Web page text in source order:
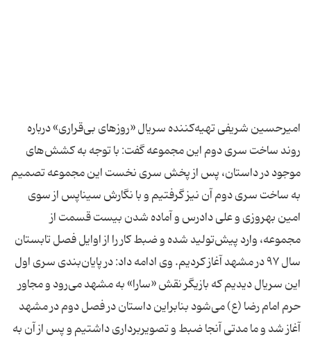
امیرحسین شریفی تهیه‌کننده سریال «روزهای بی‌قراری» درباره
روند ساخت سری دوم این مجموعه گفت: با توجه به کشش‌های
موجود در داستان، پس از پخش سری نخست این مجموعه تصمیم
به ساخت سری دوم آن نیز گرفتیم و با نگارش سیناپس از سوی
امین بهروزی و علی دادرس و آماده شدن بیست قسمت از
مجموعه، وارد پیش‌تولید شده و ضبط کار را از اوایل فصل تابستان
سال ۹۷ در مشهد آغاز کردیم. وی ادامه داد: در پایان‌بندی سری اول
این سریال دیدیم که بازیگر نقش «سارا» به مشهد می‌رود و مجاور
حرم امام رضا (ع) می‌شود بنابراین داستان در فصل دوم در مشهد
آغاز شد و ما مدتی آنجا ضبط و تصویربرداری داشتیم و پس‌ از آن به